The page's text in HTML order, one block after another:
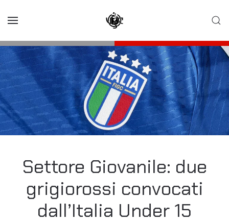
Settore Giovanile: due
grigiorossi convocati
dall’Italia Under 15